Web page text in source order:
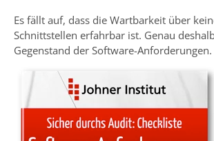
Es fällt auf, dass die Wartbarkeit über
Schnittstellen erfahrbar ist. Genau
Gegenstand der Software-Anforderungen.